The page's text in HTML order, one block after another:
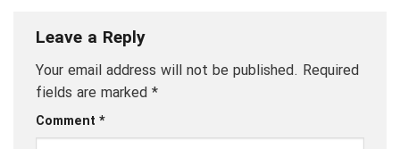
Leave a Reply
Your email address will not be published. Required
fields are marked *
Comment *